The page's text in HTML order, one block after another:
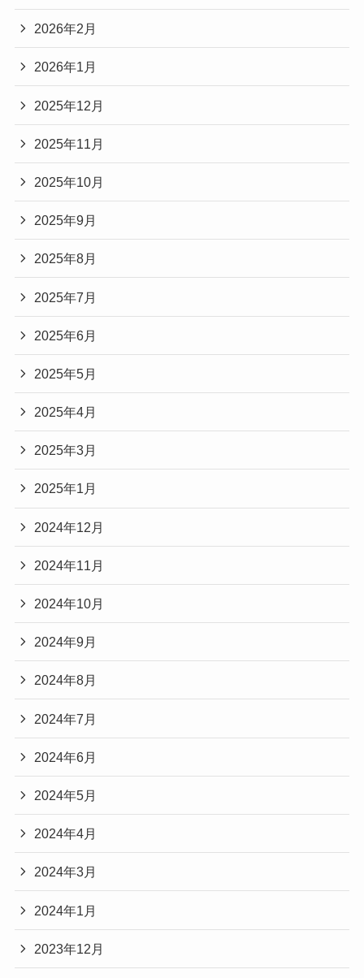
2026年2月
2026年1月
2025年12月
2025年11月
2025年10月
2025年9月
2025年8月
2025年7月
2025年6月
2025年5月
2025年4月
2025年3月
2025年1月
2024年12月
2024年11月
2024年10月
2024年9月
2024年8月
2024年7月
2024年6月
2024年5月
2024年4月
2024年3月
2024年1月
2023年12月